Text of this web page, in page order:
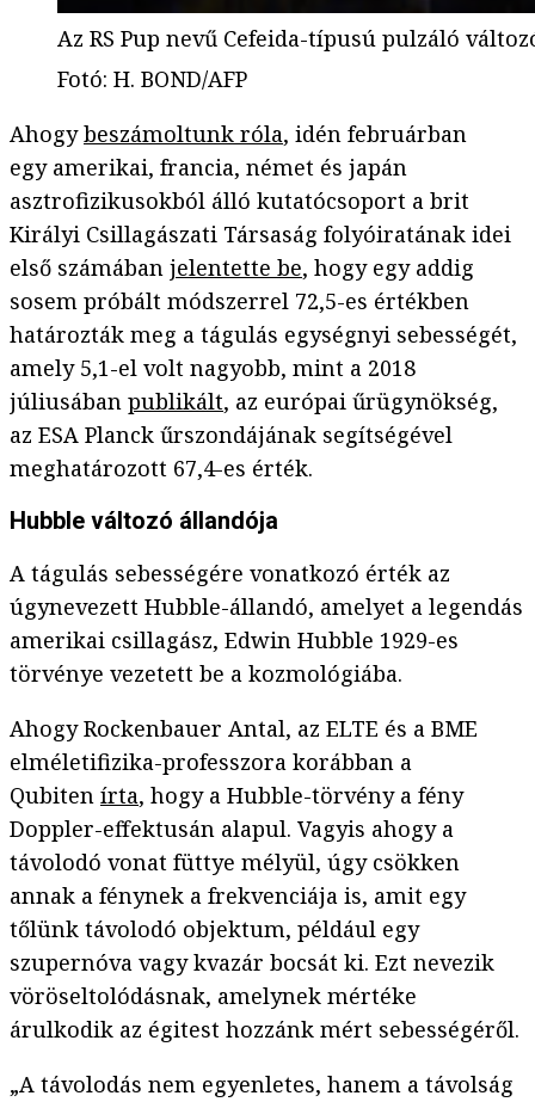
Az RS Pup nevű Cefeida-típusú pulzáló
Fotó: H. BOND/AFP
Ahogybeszámoltunk róla, idén februárban
egy amerikai, francia, német és japán
asztrofizikusokból álló kutatócsoport a brit
Királyi Csillagászati Társaság folyóiratának idei
első számában jelentette be, hogy egy addig
sosem próbált módszerrel 72,5-es értékben
határozták meg a tágulás egységnyi sebességét,
amely 5,1-el volt nagyobb, mint a 2018
júliusában publikált, az európai űrügynökség,
az ESA Planck űrszondájának segítségével
meghatározott 67,4-es érték.
Hubble változó állandója
A tágulás sebességére vonatkozó érték az
úgynevezett Hubble-állandó, amelyet a legendás
amerikai csillagász, Edwin Hubble 1929-es
törvénye vezetett be a kozmológiába.
Ahogy Rockenbauer Antal, az ELTE és a BME
elméletifizika-professzora korábban a
Qubiten írta, hogy a Hubble-törvény a fény
Doppler-effektusán alapul. Vagyis ahogy a
távolodó vonat füttye mélyül, úgy csökken
annak a fénynek a frekvenciája is, amit egy
tőlünk távolodó objektum, például egy
szupernóva vagy kvazár bocsát ki. Ezt nevezik
vöröseltolódásnak, amelynek mértéke
árulkodik az égitest hozzánk mért sebességéről.
„A távolodás nem egyenletes, hanem a távolság